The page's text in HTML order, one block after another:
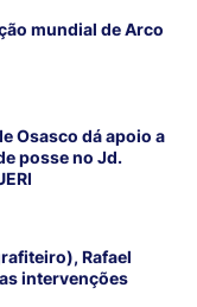
mundial de Arco
Osasco dá apoio a
posse no Jd.
Rafael
intervenções